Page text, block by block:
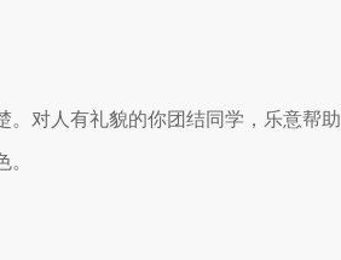
对人有礼貌的你团结同学，乐意帮助